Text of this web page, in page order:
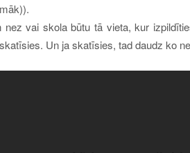
nez vai skola būtu tā vieta, kur
Un ja skatīsies, tad daudz ko